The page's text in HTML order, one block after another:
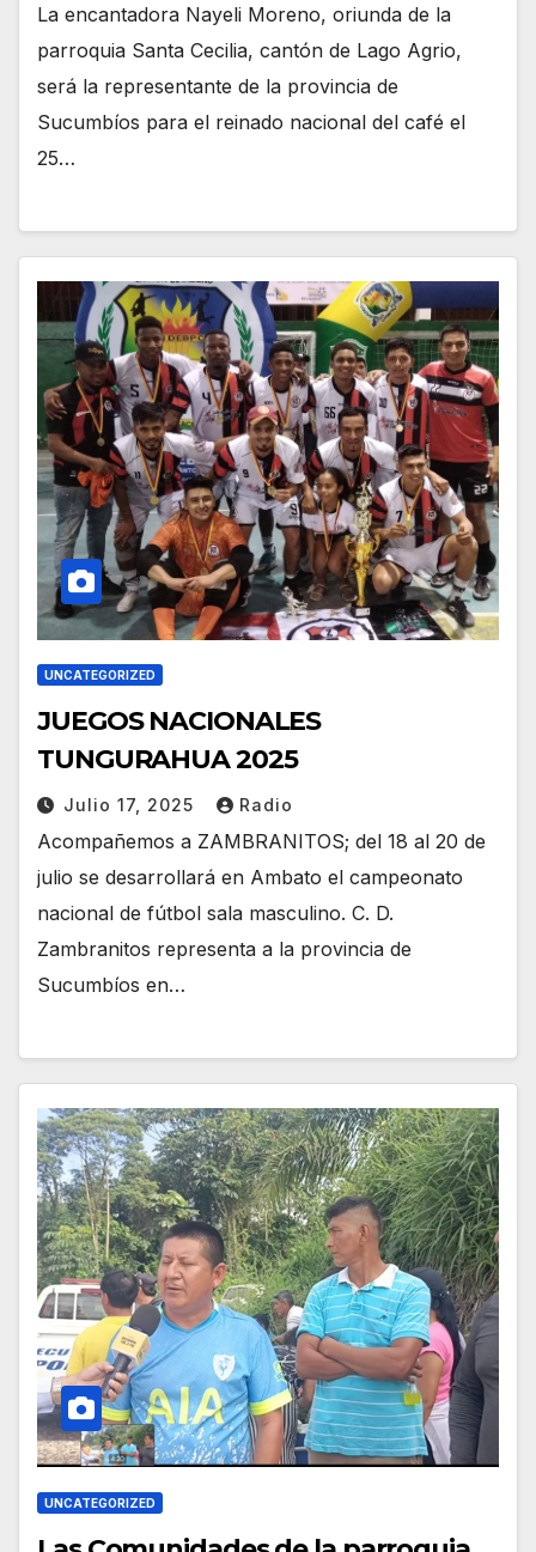
La encantadora Nayeli Moreno, oriunda de la
parroquia Santa Cecilia, cantón de Lago Agrio,
será la representante de la provincia de
Sucumbíos para el reinado nacional del café el
25…
UNCATEGORIZED
JUEGOS NACIONALES
TUNGURAHUA 2025
Julio 17, 2025 Radio
Acompañemos a ZAMBRANITOS; del 18 al 20 de
julio se desarrollará en Ambato el campeonato
nacional de fútbol sala masculino. C. D.
Zambranitos representa a la provincia de
Sucumbíos en…
UNCATEGORIZED